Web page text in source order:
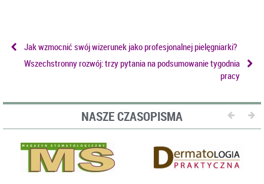
Jak wzmocnić swój wizerunek jako profesjonalnej pielęgniarki?
Wszechstronny rozwój: trzy pytania na podsumowanie tygodnia
pracy
NASZE CZASOPISMA